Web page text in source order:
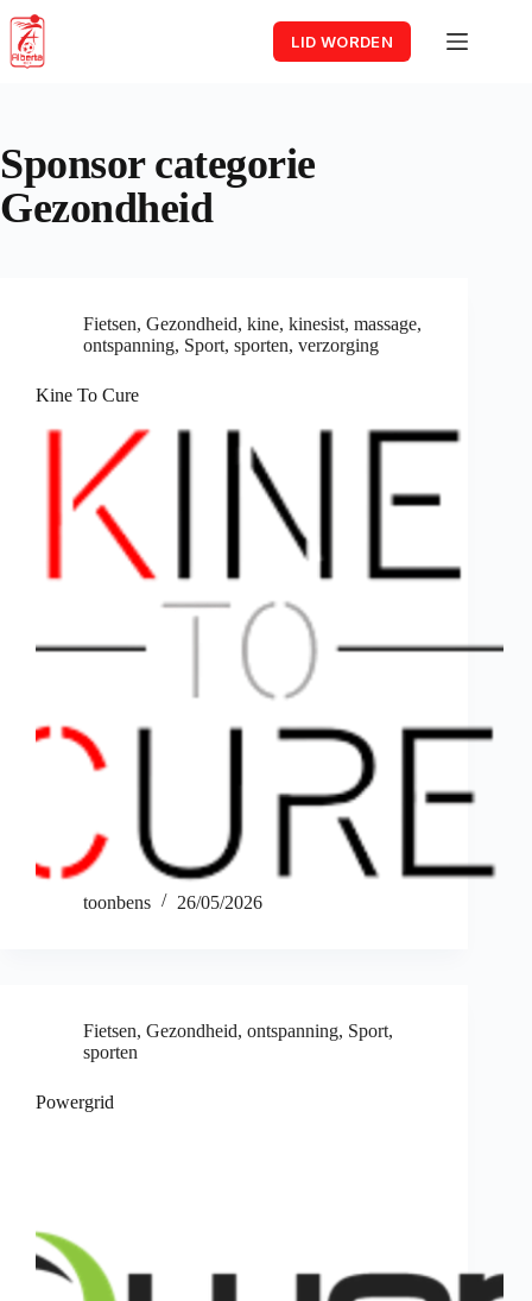
content
LID WORDEN
Sponsor categorie
Gezondheid
Fietsen, Gezondheid, kine, kinesist, massage,
ontspanning, Sport, sporten, verzorging
Kine To Cure
toonbens 26/05/2026
Fietsen, Gezondheid, ontspanning, Sport,
sporten
Powergrid